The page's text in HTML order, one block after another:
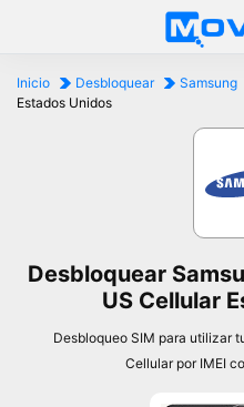
Inicio Desbloquear Samsung
Estados Unidos
Desbloquear
US Cellular
Desbloqueo SIM para utilizar
Cellular por IMEI